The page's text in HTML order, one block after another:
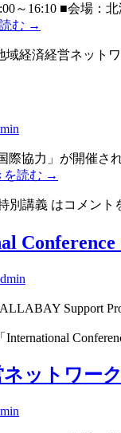
～16:10 ■会場
む →
域経済経営ネット
際協力」が開催さ
を読む →
別講義 はコメント
International
ネットワ